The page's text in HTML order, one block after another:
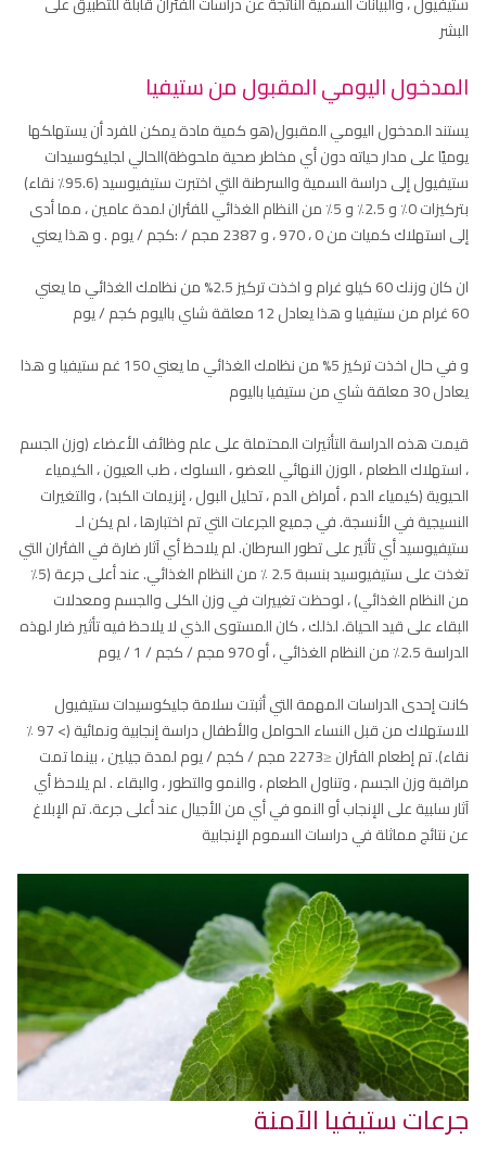
البشر
المدخول اليومي المقبول من ستيفيا
يستند المدخول اليومي المقبول(هو كمية مادة يمكن للفرد أن يستهلكها
يوميًا على مدار حياته دون أي مخاطر صحية ملحوظة)الحالي لجليكوسيدات
ستيفيول إلى دراسة السمية والسرطنة التي اختبرت ستيفيوسيد (95.6٪ نقاء)
بتركيزات 0٪ و 2.5٪ و 5٪ من النظام الغذائي للفئران لمدة عامين ، مما أدى
إلى استهلاك كميات من 0 ، 970 ، و 2387 مجم / :كجم / يوم . و هذا يعني
ان كان وزنك 60 كيلو غرام و اخذت تركيز 2.5% من نظامك الغذائي ما يعني
60 غرام من ستيفيا و هذا يعادل 12 معلقة شاي باليوم كجم / يوم
و في حال اخذت تركيز 5% من نظامك الغذائي ما يعني 150 غم ستيفيا و هذا
يعادل 30 معلقة شاي من ستيفيا باليوم
قيمت هذه الدراسة التأثيرات المحتملة على علم وظائف الأعضاء (وزن الجسم
، استهلاك الطعام ، الوزن النهائي للعضو ، السلوك ، طب العيون ، الكيمياء
الحيوية (كيمياء الدم ، أمراض الدم ، تحليل البول ، إنزيمات الكبد) ، والتغيرات
النسيجية في الأنسجة. في جميع الجرعات التي تم اختبارها ، لم يكن لـ
ستيفيوسيد أي تأثير على تطور السرطان. لم يلاحظ أي آثار ضارة في الفئران التي
تغذت على ستيفيوسيد بنسبة 2.5 ٪ من النظام الغذائي. عند أعلى جرعة (5٪
من النظام الغذائي) ، لوحظت تغييرات في وزن الكلى والجسم ومعدلات
البقاء على قيد الحياة. لذلك ، كان المستوى الذي لا يلاحظ فيه تأثير ضار لهذه
الدراسة 2.5٪ من النظام الغذائي ، أو 970 مجم / كجم / 1 / يوم
كانت إحدى الدراسات المهمة التي أثبتت سلامة جليكوسيدات ستيفيول
للاستهلاك من قبل النساء الحوامل والأطفال دراسة إنجابية ونمائية (> 97 ٪
نقاء). تم إطعام الفئران ≤2273 مجم / كجم / يوم لمدة جيلين ، بينما تمت
مراقبة وزن الجسم ، وتناول الطعام ، والنمو والتطور ، والبقاء . لم يلاحظ أي
آثار سلبية على الإنجاب أو النمو في أي من الأجيال عند أعلى جرعة. تم الإبلاغ
عن نتائج مماثلة في دراسات السموم الإنجابية
جرعات ستيفيا الآمنة